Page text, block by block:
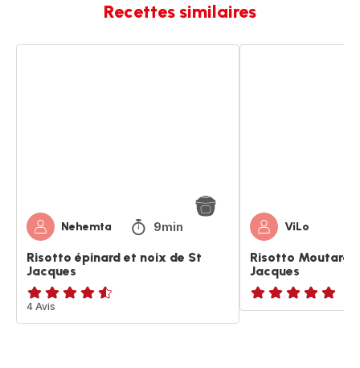
Recettes similaires
Nehemta 9min
Risotto épinard et noix de St
Jacques
ratings.4.5
4 Avis
ViLo
Risotto
Jacques
Avis